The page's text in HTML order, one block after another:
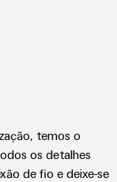
temos o
os detalhes
de fio e deixe-se